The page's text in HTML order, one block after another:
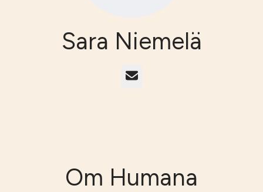
Sara Niemelä
E-post
Om Humana